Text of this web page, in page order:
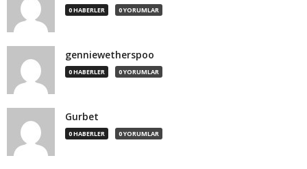
0 HABERLER 0 YORUMLAR
genniewetherspoo
0 HABERLER 0 YORUMLAR
Gurbet
0 HABERLER 0 YORUMLAR